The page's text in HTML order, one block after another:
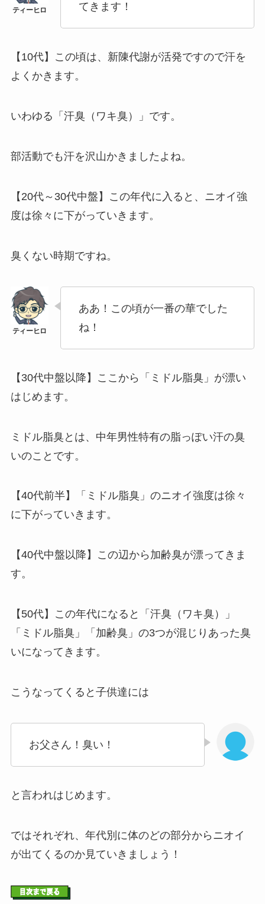
てきます！
【10代】この頃は、新陳代謝が活発ですので汗を
よくかきます。
いわゆる「汗臭（ワキ臭）」です。
部活動でも汗を沢山かきましたよね。
【20代～30代中盤】この年代に入ると、ニオイ強
度は徐々に下がっていきます。
臭くない時期ですね。
ああ！この頃が一番の華でした
ね！
【30代中盤以降】ここから「ミドル脂臭」が漂い
はじめます。
ミドル脂臭とは、中年男性特有の脂っぽい汗の臭
いのことです。
【40代前半】「ミドル脂臭」のニオイ強度は徐々
に下がっていきます。
【40代中盤以降】この辺から加齢臭が漂ってきま
す。
【50代】この年代になると「汗臭（ワキ臭）」
「ミドル脂臭」「加齢臭」の3つが混じりあった臭
いになってきます。
こうなってくると子供達には
お父さん！臭い！
と言われはじめます。
ではそれぞれ、年代別に体のどの部分からニオイ
が出てくるのか見ていきましょう！